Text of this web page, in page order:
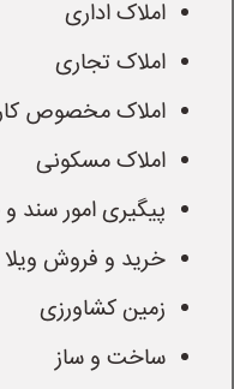
املاک اداری
املاک تجاری
املاک مخصوص
املاک مسکونی
پیگیری امور سند
خرید و فروش ویلا
زمین کشاورزی
ساخت و ساز